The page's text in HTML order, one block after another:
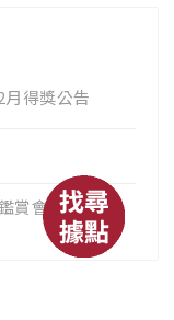
得獎公告
賞會】